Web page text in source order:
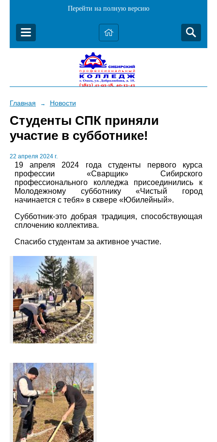
Перейти на полную версию
Главная → Новости
Студенты СПК приняли
участие в субботнике!
22 апреля 2024 г.
19 апреля 2024 года студенты первого курса
профессии «Сварщик» Сибирского
профессионального колледжа присоединились к
Молодежному субботнику «Чистый город
начинается с тебя» в сквере «Юбилейный».
Субботник-это добрая традиция, способствующая
сплочению коллектива.
Спасибо студентам за активное участие.